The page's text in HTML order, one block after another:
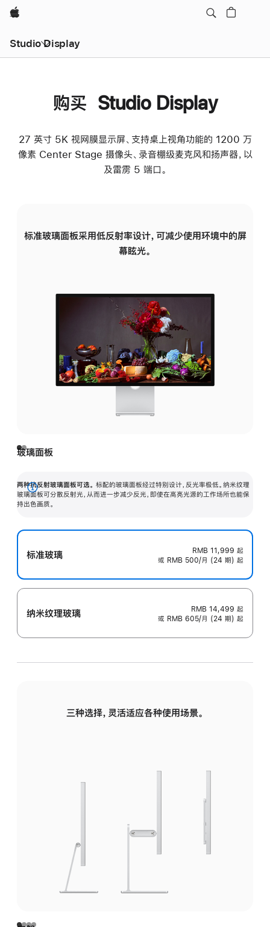
Apple
Studio Display
购买 Studio Display
27 英寸 5K 视网膜显示屏、支持桌上视角功能的 1200 万
像素 Center Stage 摄像头、录音棚级麦克风和扬声器，以
及雷雳 5 端口。
标准玻璃面板采用低反射率设计，可减少使用环境中的屏
幕眩光。
玻璃面板
两种抗反射玻璃面板可选。 标配的玻璃面板经过特别设计，反光率极低。纳米纹理
玻璃面板可分散反射光，从而进一步减少反光，即使在高亮光源的工作场所也能保
持出色画质。
展
开
标准玻璃 RMB 11,999 起
或 RMB 500/月 (24 期) 起
纳米纹理玻璃 RMB 14,499 起
或 RMB 605/月 (24 期) 起
三种选择，灵活适应各种使用场景。